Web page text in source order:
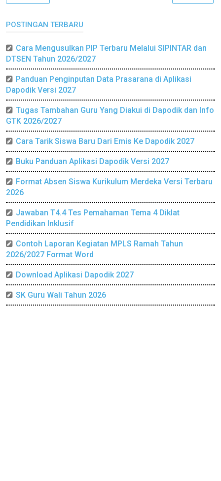
POSTINGAN TERBARU
Cara Mengusulkan PIP Terbaru Melalui SIPINTAR dan
DTSEN Tahun 2026/2027
Panduan Penginputan Data Prasarana di Aplikasi
Dapodik Versi 2027
Tugas Tambahan Guru Yang Diakui di Dapodik dan Info
GTK 2026/2027
Cara Tarik Siswa Baru Dari Emis Ke Dapodik 2027
Buku Panduan Aplikasi Dapodik Versi 2027
Format Absen Siswa Kurikulum Merdeka Versi Terbaru
2026
Jawaban T4.4 Tes Pemahaman Tema 4 Diklat
Pendidikan Inklusif
Contoh Laporan Kegiatan MPLS Ramah Tahun
2026/2027 Format Word
Download Aplikasi Dapodik 2027
SK Guru Wali Tahun 2026